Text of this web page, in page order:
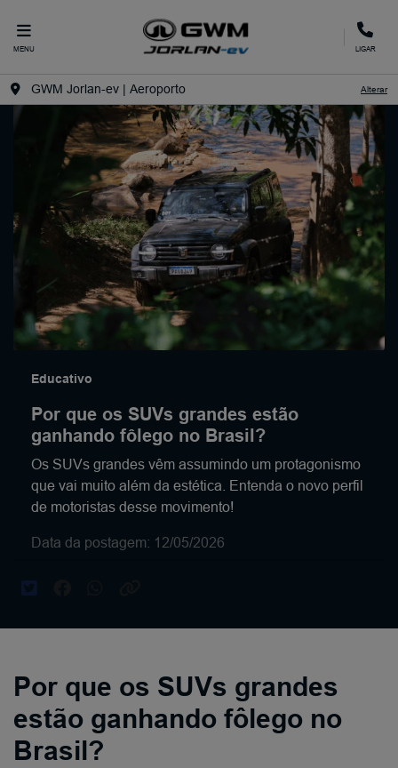
MENU LIGAR
GWM Jorlan-ev | Aeroporto Alterar
Educativo
Por que os SUVs grandes estão
ganhando fôlego no Brasil?
Os SUVs grandes vêm assumindo um protagonismo
que vai muito além da estética. Entenda o novo perfil
de motoristas desse movimento!
Data da postagem: 12/05/2026
Por que os SUVs grandes
estão ganhando fôlego no
Brasil?